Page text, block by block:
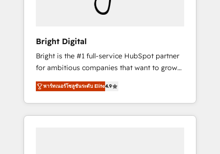
Solutions Partner 🏆2019 Integrations
Website Design HubSpot Impact Award 🏆
2017 Website Design HubSpot Impact Award
🏆2016 Growth-Driven Design Agency of the
Year 🏆2016 Sales Enablement HubSpot
Impact Award 🏆2015 Growth-Driven Design
Agency of the Year 🏆2015 Became the 5th
Agency to reach Diamond 🏆2014 HubSpot
Bright Digital
Bright is the #1 full-service HubSpot partner
for ambitious companies that want to grow
smarter. From HubSpot onboarding, to
training, from developing a new website to
lead generation and digital marketing; we do
it all (and with great results)! In short, our
พาร์ทเนอร์โซลูชันระดับ Elite4.9